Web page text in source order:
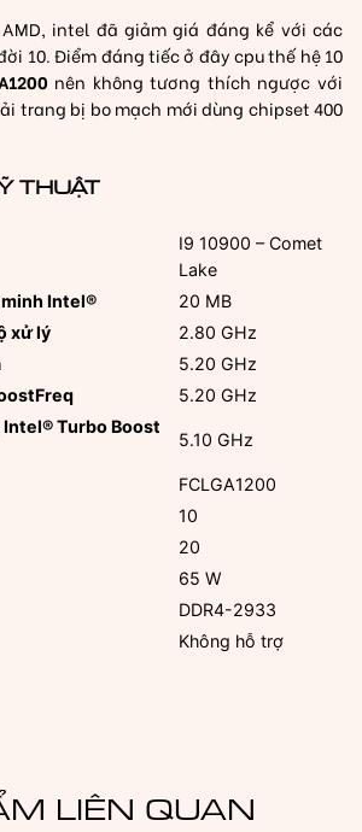
intel đã giảm giá đáng kể với các
10. Điểm đáng tiếc ở đây cpu thế hệ 10
nên không tương thích ngược với
trang bị bo mạch mới dùng chipset 400
THUẬT
I9 10900 – Comet
Lake
Intel®
20 MB
xử lý
2.80 GHz
5.20 GHz
5.20 GHz
Intel® Turbo Boost
5.10 GHz
FCLGA1200
10
20
65 W
DDR4-2933
Không hỗ trợ
LIÊN QUAN